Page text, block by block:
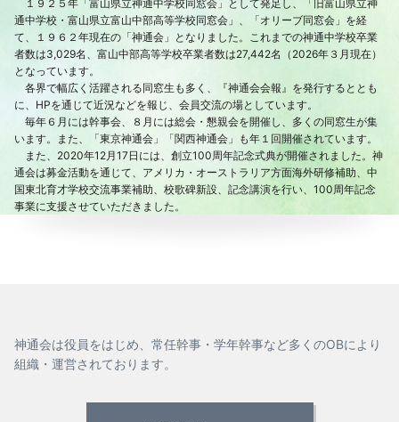
１９２５年「富山県立神通中学校同窓会」として発足し、「旧富山県立神
通中学校・富山県立富山中部高等学校同窓会」、「オリーブ同窓会」を経
て、１９６２年現在の「神通会」となりました。これまでの神通中学校卒業
者数は3,029名、富山中部高等学校卒業者数は27,442名（2026年３月現在）
となっています。
各界で幅広く活躍される同窓生も多く、『神通会会報』を発行するととも
に、HPを通じて近況などを報じ、会員交流の場としています。
毎年６月には幹事会、８月には総会・懇親会を開催し、多くの同窓生が集
います。また、「東京神通会」「関西神通会」も年１回開催されています。
また、2020年12月17日には、創立100周年記念式典が開催されました。神
通会は募金活動を通じて、アメリカ・オーストラリア方面海外研修補助、中
国東北育才学校交流事業補助、校歌碑新設、記念講演を行い、100周年記念
事業に支援させていただきました。
神通会は役員をはじめ、常任幹事・学年幹事など多くのOBにより
組織・運営されております。